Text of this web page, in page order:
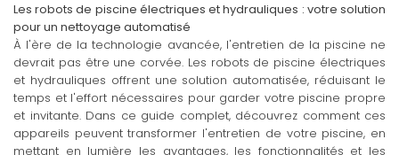
Les robots de piscine électriques et hydrauliques : votre solution
pour un nettoyage automatisé
À l'ère de la technologie avancée, l'entretien de la piscine ne
devrait pas être une corvée. Les robots de piscine électriques
et hydrauliques offrent une solution automatisée, réduisant le
temps et l'effort nécessaires pour garder votre piscine propre
et invitante. Dans ce guide complet, découvrez comment ces
appareils peuvent transformer l'entretien de votre piscine, en
mettant en lumière les avantages, les fonctionnalités et les